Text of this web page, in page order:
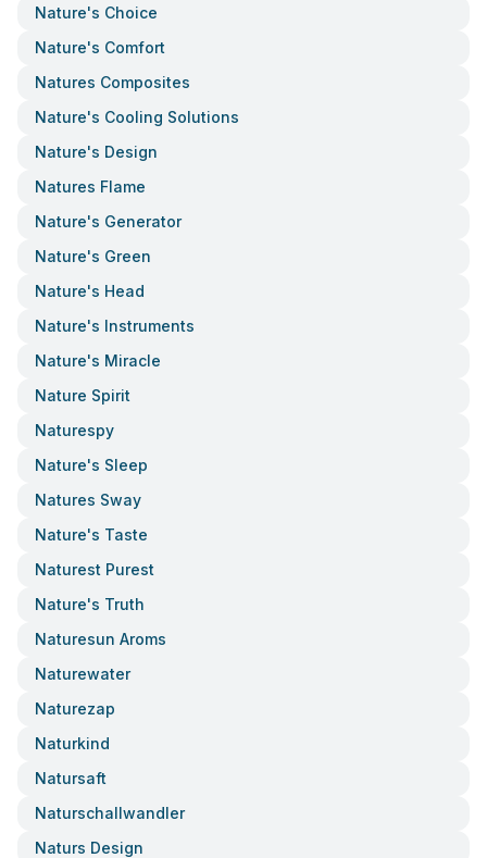
Nature's Choice
Nature's Comfort
Natures Composites
Nature's Cooling Solutions
Nature's Design
Natures Flame
Nature's Generator
Nature's Green
Nature's Head
Nature's Instruments
Nature's Miracle
Nature Spirit
Naturespy
Nature's Sleep
Natures Sway
Nature's Taste
Naturest Purest
Nature's Truth
Naturesun Aroms
Naturewater
Naturezap
Naturkind
Natursaft
Naturschallwandler
Naturs Design